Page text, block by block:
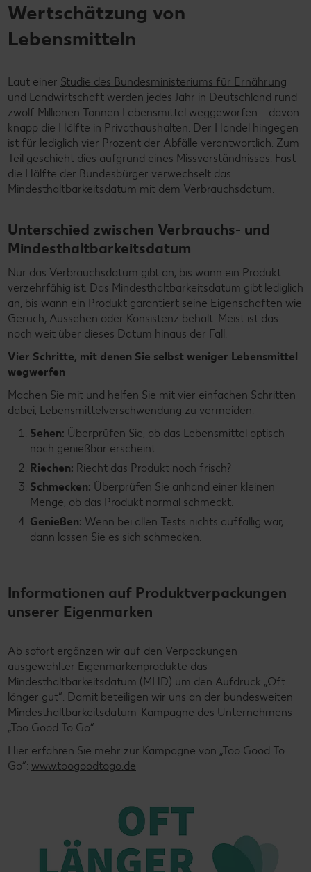
Wertschätzung von
Lebensmitteln
Laut einer Studie des Bundesministeriums für Ernährung
und Landwirtschaft werden jedes Jahr in Deutschland rund
zwölf Millionen Tonnen Lebensmittel weggeworfen – davon
knapp die Hälfte in Privathaushalten. Der Handel hingegen
ist für lediglich vier Prozent der Abfälle verantwortlich. Zum
Teil geschieht dies aufgrund eines Missverständnisses: Fast
die Hälfte der Bundesbürger verwechselt das
Mindesthaltbarkeitsdatum mit dem Verbrauchsdatum.
Unterschied zwischen Verbrauchs- und
Mindesthaltbarkeitsdatum
Nur das Verbrauchsdatum gibt an, bis wann ein Produkt
verzehrfähig ist. Das Mindesthaltbarkeitsdatum gibt lediglich
an, bis wann ein Produkt garantiert seine Eigenschaften wie
Geruch, Aussehen oder Konsistenz behält. Meist ist das
noch weit über dieses Datum hinaus der Fall.
Vier Schritte, mit denen Sie selbst weniger Lebensmittel
wegwerfen
Machen Sie mit und helfen Sie mit vier einfachen Schritten
dabei, Lebensmittelverschwendung zu vermeiden:
Sehen: Überprüfen Sie, ob das Lebensmittel optisch
noch genießbar erscheint.
Riechen: Riecht das Produkt noch frisch?
Schmecken: Überprüfen Sie anhand einer kleinen
Menge, ob das Produkt normal schmeckt.
Genießen: Wenn bei allen Tests nichts auffällig war,
dann lassen Sie es sich schmecken.
Informationen auf Produktverpackungen
unserer Eigenmarken
Ab sofort ergänzen wir auf den Verpackungen
ausgewählter Eigenmarkenprodukte das
Mindesthaltbarkeitsdatum (MHD) um den Aufdruck „Oft
länger gut“. Damit beteiligen wir uns an der bundesweiten
Mindesthaltbarkeitsdatum-Kampagne des Unternehmens
„Too Good To Go“.
Hier erfahren Sie mehr zur Kampagne von „Too Good To
Go“: www.toogoodtogo.de